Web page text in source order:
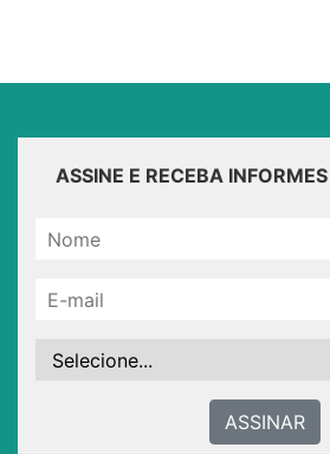
ASSINE E RECEBA
ASSINAR